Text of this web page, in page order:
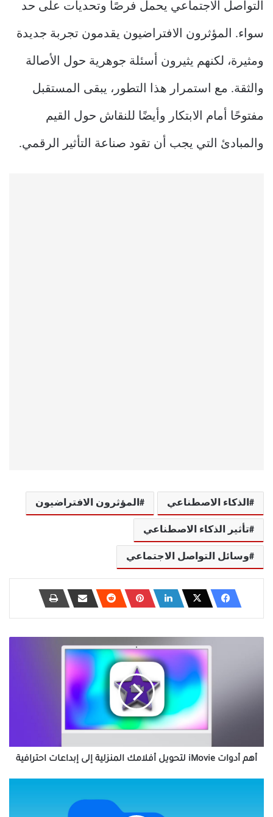
التواصل الاجتماعي يحمل فرصًا وتحديات على حد
سواء. المؤثرون الافتراضيون يقدمون تجربة جديدة
ومثيرة، لكنهم يثيرون أسئلة جوهرية حول الأصالة
والثقة. مع استمرار هذا التطور، يبقى المستقبل
مفتوحًا أمام الابتكار وأيضًا للنقاش حول القيم
والمبادئ التي يجب أن تقود صناعة التأثير الرقمي.
الذكاء الاصطناعي المؤثرون الافتراضيون
تأثير الذكاء الاصطناعي
وسائل التواصل الاجتماعي
احترافية
أهم أدوات iMovie لتحويل أفلامك المنزلية إلى إبداعات احترافية